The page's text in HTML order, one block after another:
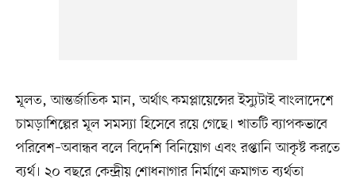
মূলত, আন্তর্জাতিক মান, অর্থাৎ কমপ্লায়েন্সের ইস্যুটাই বাংলাদেশে
চামড়াশিল্পের মূল সমস্যা হিসেবে রয়ে গেছে। খাতটি ব্যাপকভাবে
পরিবেশ–অবান্ধব বলে বিদেশি বিনিয়োগ এবং রপ্তানি আকৃষ্ট করতে
ব্যর্থ। ২০ বছরে কেন্দ্রীয় শোধনাগার নির্মাণে ক্রমাগত ব্যর্থতা